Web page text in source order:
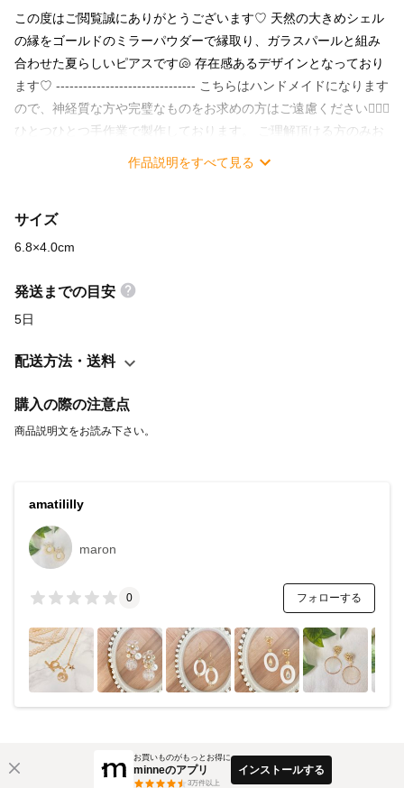
この度はご閲覧誠にありがとうございます♡ 天然の大きめシェル
の縁をゴールドのミラーパウダーで縁取り、ガラスパールと組み
合わせた夏らしいピアスです🐚 存在感あるデザインとなっており
ます♡ ------------------------------- こちらはハンドメイドになります
ので、神経質な方や完璧なものをお求めの方はご遠慮ください🙇🏻‍♀️
ひとつひとつ手作業で製作しております。 ご理解頂ける方のみお
願い致します🌸 メッキ加工の金属を使用しておりますので、アレ
壊れてしまう場合がございますので、ご注意ください。 ◼️size ＊
縦:約6.8cm ＊横:約4.0cm ⚠️天然素材を使用している為、個体差が
補償なしの発送方法となりますので、 補償有りのご希望の配送会
社などありましたらご相談ください🚚 変更される場合、配送料金
変更は受付出来かねますので、 予めご了承くださいませ🙇🏻‍♀️
作品説明をすべて見る
サイズ
6.8×4.0cm
発送までの目安
5日
配送方法・送料
購入の際の注意点
商品説明文をお読み下さい。
amatililly
maron
0 フォローする
お買いものがもっとお得に
minneのアプリ
3万件以上
インストールする